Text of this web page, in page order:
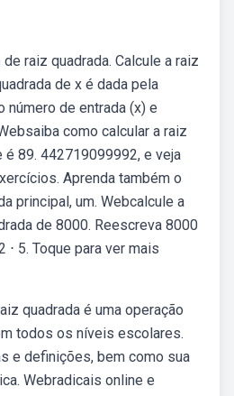
raiz quadrada. Calcule a raiz
de x é dada pela
número de entrada (x) e
como calcular a raiz
é 89. 442719099992, e veja
Aprenda também o
principal, um. Webcalcule a
de 8000. Reescreva 8000
⋅ 5. Toque para ver mais
quadrada é uma operação
todos os níveis escolares.
e definições, bem como sua
Webradicais online e